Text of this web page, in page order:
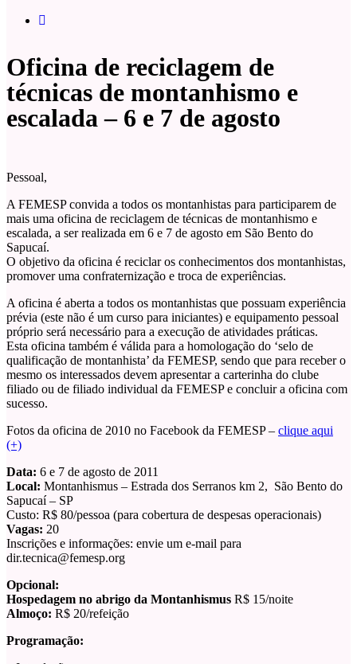
Oficina de reciclagem de
técnicas de montanhismo e
escalada – 6 e 7 de agosto
Pessoal,
A FEMESP convida a todos os montanhistas para participarem de
mais uma oficina de reciclagem de técnicas de montanhismo e
escalada, a ser realizada em 6 e 7 de agosto em São Bento do
Sapucaí.
O objetivo da oficina é reciclar os conhecimentos dos montanhistas,
promover uma confraternização e troca de experiências.
A oficina é aberta a todos os montanhistas que possuam experiência
prévia (este não é um curso para iniciantes) e equipamento pessoal
próprio será necessário para a execução de atividades práticas.
Esta oficina também é válida para a homologação do ‘selo de
qualificação de montanhista’ da FEMESP, sendo que para receber o
mesmo os interessados devem apresentar a carterinha do clube
filiado ou de filiado individual da FEMESP e concluir a oficina com
sucesso.
Fotos da oficina de 2010 no Facebook da FEMESP – clique aqui
(+)
Data: 6 e 7 de agosto de 2011
Local: Montanhismus – Estrada dos Serranos km 2, São Bento do
Sapucaí – SP
Custo: R$ 80/pessoa (para cobertura de despesas operacionais)
Vagas: 20
Inscrições e informações: envie um e-mail para
dir.tecnica@femesp.org
Opcional:
Hospedagem no abrigo da Montanhismus R$ 15/noite
Almoço: R$ 20/refeição
Programação: